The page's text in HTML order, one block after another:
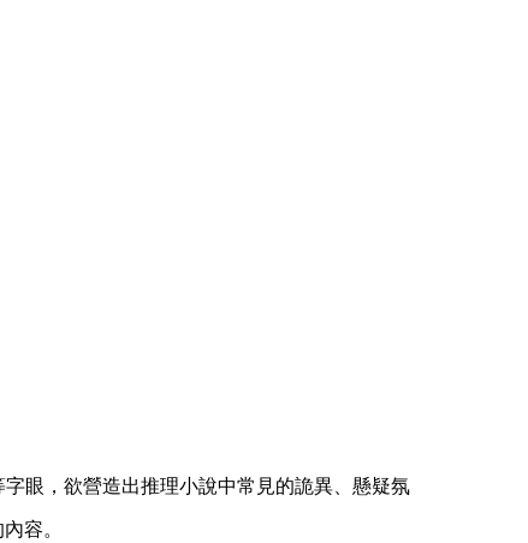
眼，欲營造出推理小說中常見的詭異、懸疑氛
容。